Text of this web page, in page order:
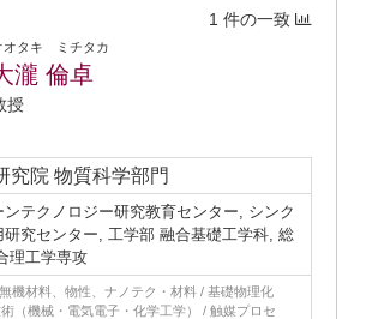
1 件の一致
オタキ ミチタカ
瀧 倫卓
授
究院 物質科学部門
ンテクノロジー研究教育センター, シンク
研究センター, 工学部 融合基礎工学科, 総
理工学専攻
機材料、物性、ナノテク・材料 / 基礎物理化
（機械・電気電子・化学工学） / 触媒プロセ